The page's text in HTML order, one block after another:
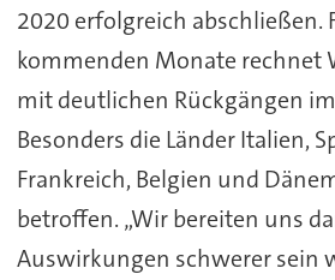
2020 erfolgreich abschließen.
kommenden Monate rechnet
mit deutlichen Rückgängen
Besonders die Länder Italien,
Frankreich, Belgien und
betroffen. „Wir bereiten uns
Auswirkungen schwerer sein